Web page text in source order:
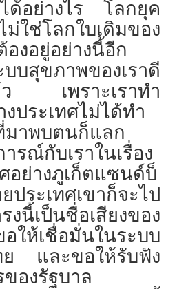
ด้อย่างไร โลกยุค
ม่ใช่โลกใบเดิมของ
องอยู่อย่างนี้อีก
สุขภาพของเราดี
ว เพราะเราทำ
ประเทศไม่ได้ทำ
มาพบตนก็แลก
รณ์กับเราในเรื่อง
อย่างภูเก็ตแซนด์บ็
ระเทศเขาก็จะไป
นชื่อเสียงของ
ให้เชื่อมั่นในระบบ
ย และขอให้รับฟัง
องรัฐบาล